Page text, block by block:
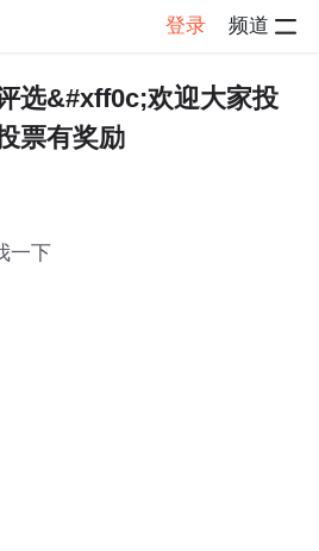
登录 频道
帖子详情
选&#xff0c;欢迎大家投
票有奖励
一下